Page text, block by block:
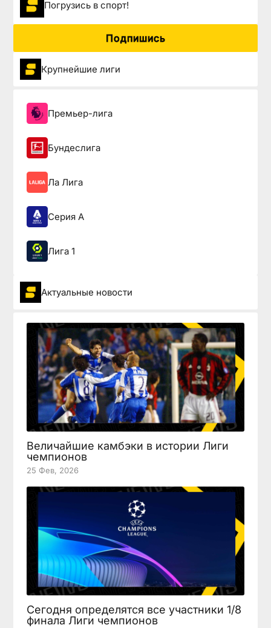
Погрузиcь в спорт!
Подпишись
Крупнейшие лиги
Премьер-лига
Бундеслига
Ла Лига
Серия А
Лига 1
Актуальные новости
Величайшие камбэки в истории Лиги
чемпионов
25 Фев, 2026
Сегодня определятся все участники 1/8
финала Лиги чемпионов